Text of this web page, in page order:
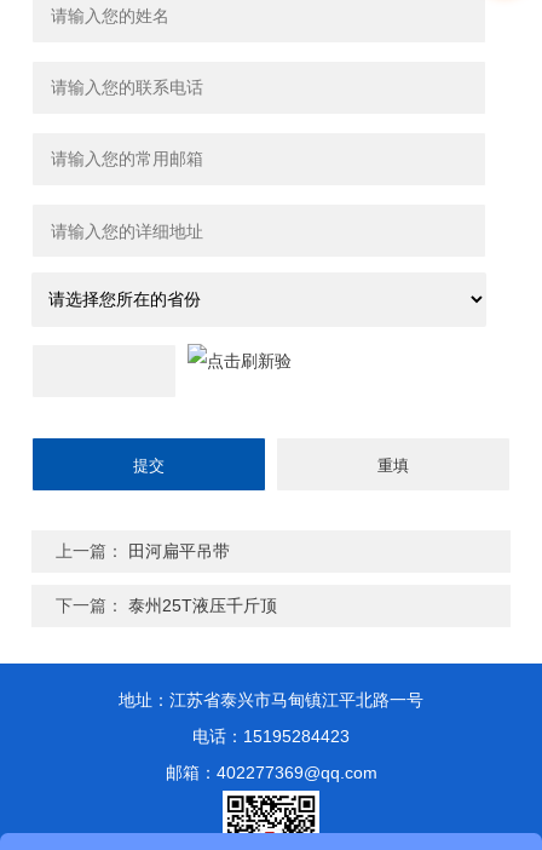
上一篇： 田河扁平吊带
下一篇：泰州25T液压千斤顶
地址：江苏省泰兴市马甸镇江平北路一号
电话：15195284423
邮箱：402277369@qq.com